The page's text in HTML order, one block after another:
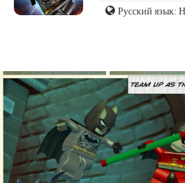
Русский язык: